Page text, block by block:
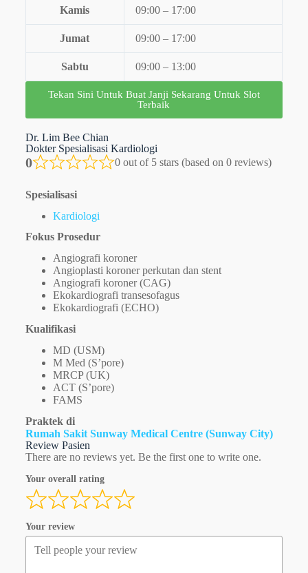
Kamis 09:00 – 17:00
Jumat 09:00 – 17:00
Sabtu 09:00 – 13:00
Tekan Sini Untuk Buat Janji Sekarang Untuk Slot
Terbaik
Dr. Lim Bee Chian
Dokter Spesialisasi Kardiologi
0 0 out of 5 stars (based on 0 reviews)
Spesialisasi
Kardiologi
Fokus Prosedur
Angiografi koroner
Angioplasti koroner perkutan dan stent
Angiografi koroner (CAG)
Ekokardiografi transesofagus
Ekokardiografi (ECHO)
Kualifikasi
MD (USM)
M Med (S’pore)
MRCP (UK)
ACT (S’pore)
FAMS
Praktek di
Rumah Sakit Sunway Medical Centre (Sunway City)
Review Pasien
There are no reviews yet. Be the first one to write one.
Your overall rating
Your review